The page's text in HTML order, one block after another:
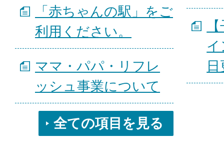
「赤ちゃんの駅」をご
利用ください。
ママ・パパ・リフレ
ッシュ事業について
全ての項目を見る
イ